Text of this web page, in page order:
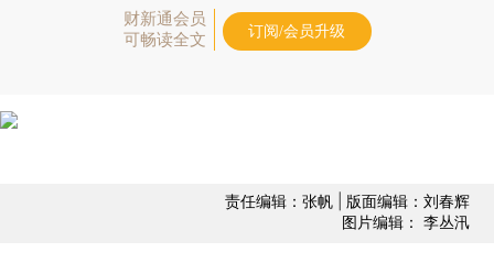
财新通会员
可畅读全文
订阅/会员升级
责任编辑：张帆 | 版面编辑：刘春辉
图片编辑： 李丛汛